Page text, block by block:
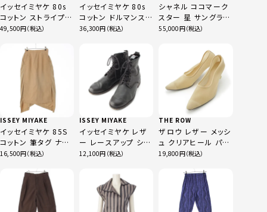
イッセイミヤケ 80s
コットン ストライプ ノ
ースリーブ トップス
JS11715
MG52345 ブルー 9
49,500
イッセイミヤケ 80s
コットン ドルマンスリ
ーブ ニット セーター
36,300
シャネル ココマーク
スター 星 サングラス
アイウェア 3525 ブ
55,000
ISSEY MIYAKE
イッセイミヤケ 85S
コットン 筆タグ ナイ
ロン切替 スカート
16,500
ISSEY MIYAKE
イッセイミヤケ レザ
ー レースアップ ショ
ート ブーツ シューズ
12,100
THE ROW
ザロウ レザー メッシ
ュ クリアヒール パン
プス ベージュ 39
19,800